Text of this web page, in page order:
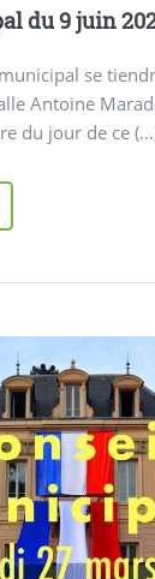
du 9 juin
se
Antoine
du jour de ce